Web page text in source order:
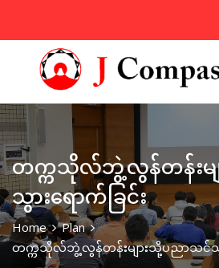
တက္ကသိုလ်ဘွဲ့လွန်တန်းမ
သွားရောက်ခြင်း
Home
Plan
တက္ကသိုလ်ဘွဲ့လွန်တန်းများသို့ပညာသင်သွာ